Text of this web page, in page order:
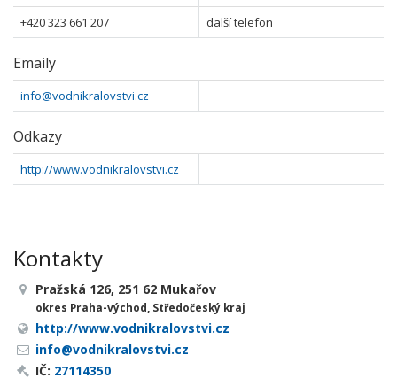
+420 323 661 207
další telefon
Emaily
info@vodnikralovstvi.cz
Odkazy
http://www.vodnikralovstvi.cz
Kontakty
Pražská 126, 251 62 Mukařov
okres Praha-východ, Středočeský kraj
http://www.vodnikralovstvi.cz
info@vodnikralovstvi.cz
IČ: 27114350